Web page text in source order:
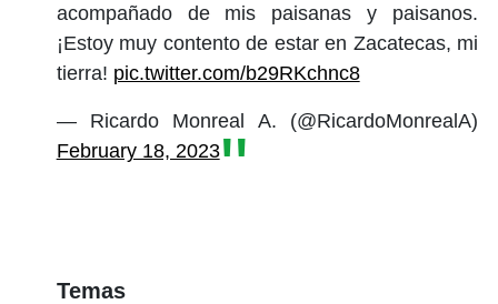
acompañado de mis paisanas y paisanos.
¡Estoy muy contento de estar en Zacatecas, mi
tierra! pic.twitter.com/b29RKchnc8
— Ricardo Monreal A. (@RicardoMonrealA)
February 18, 2023
Temas